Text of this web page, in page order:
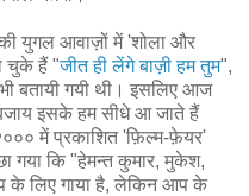
युगल आवाज़ों में 'शोला और
चुके हैं "जीत ही लेंगे बाज़ी हम तुम",
बतायी गयी थी। इसलिए आज
बजाय इसके हम सीधे आ जाते हैं
में प्रकाशित 'फ़िल्म-फ़ेयर'
गया कि "हेमन्त कुमार, मुकेश,
के लिए गाया है, लेकिन आप के